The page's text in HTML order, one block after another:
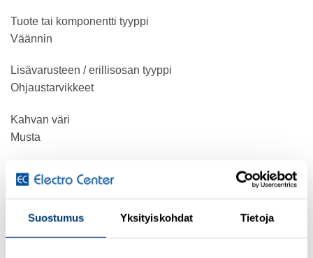
Suostumus Yksityiskohdat Tietoja
Tuote tai komponentti tyyppi
Väännin
Lisävarusteen / erillisosan tyyppi
Ohjaustarvikkeet
Kahvan väri
Musta
Musta
Vääntimen asennustapa
Suoraan